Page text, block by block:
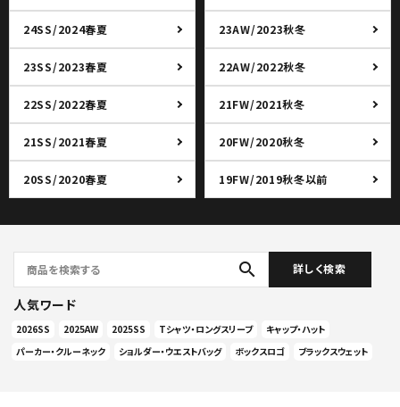
24SS/2024春夏 23AW/2023秋冬
23SS/2023春夏 22AW/2022秋冬
22SS/2022春夏 21FW/2021秋冬
21SS/2021春夏 20FW/2020秋冬
20SS/2020春夏 19FW/2019秋冬以前
search 詳しく検索
人気ワード
2026SS 2025AW 2025SS Tシャツ・ロングスリーブ
キャップ・ハット
パーカー・クルーネック
ショルダー・ウエストバッグ ボックスロゴ ブラックスウェット